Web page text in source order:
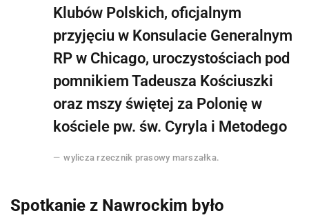
Klubów Polskich, oficjalnym
przyjęciu w Konsulacie Generalnym
RP w Chicago, uroczystościach pod
pomnikiem Tadeusza Kościuszki
oraz mszy świętej za Polonię w
kościele pw. św. Cyryla i Metodego
wylicza rzecznik prasowy marszałka.
Spotkanie z Nawrockim było